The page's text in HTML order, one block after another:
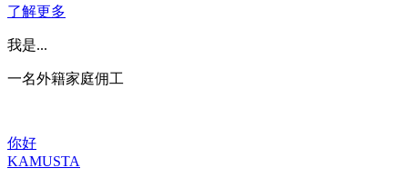
了解更多
我是...
一名外籍家庭佣工
你好
KAMUSTA